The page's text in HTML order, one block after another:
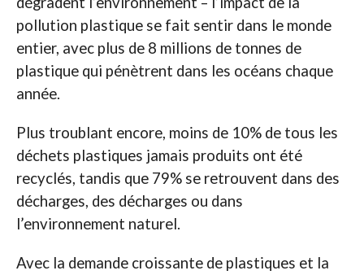
pollution plastique se fait sentir dans le monde
entier, avec plus de 8 millions de tonnes de
plastique qui pénètrent dans les océans chaque
année.
Plus troublant encore, moins de 10% de tous les
déchets plastiques jamais produits ont été
recyclés, tandis que 79% se retrouvent dans des
décharges, des décharges ou dans
l’environnement naturel.
Avec la demande croissante de plastiques et la